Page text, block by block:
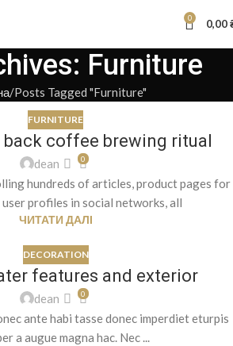
0 0,00
Furniture
Posts Tagged "Furniture"
FURNITURE
back coffee brewing ritual
dean 0
hundreds of articles, product pages for
user profiles in social networks, all
ЧИТАТИ ДАЛІ
DECORATION
features and exterior
dean 0
ante habi tasse donec imperdiet eturpis
a augue magna hac. Nec ...